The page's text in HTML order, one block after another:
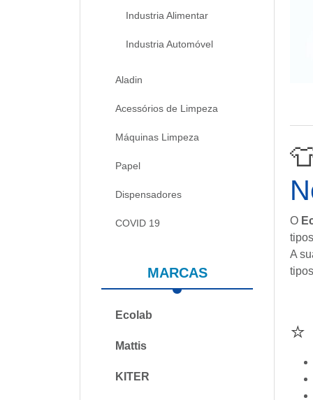
Industria Alimentar
Industria Automóvel
Aladin
Acessórios de Limpeza
Máquinas Limpeza
Papel
Dispensadores
COVID 19
MARCAS
Ecolab
Mattis
KITER
O
A
⭐